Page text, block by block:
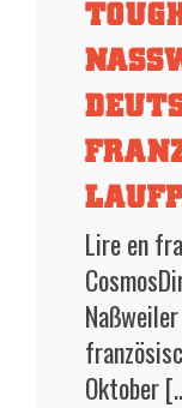
Lire en
Oktober